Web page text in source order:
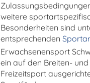
weitere
Besonderheiten sind
entsprechenden
Erwachsenensport
ein auf den Breiten- und
Freizeitsport